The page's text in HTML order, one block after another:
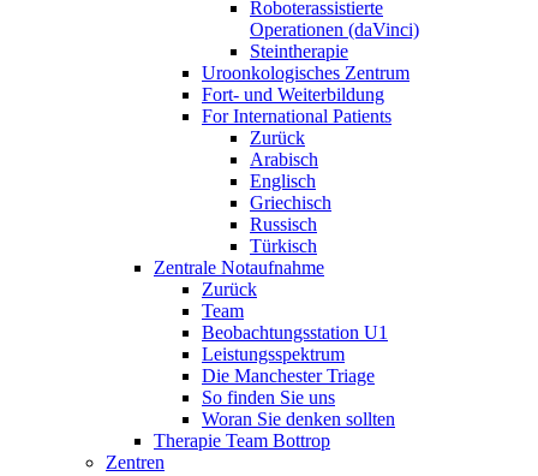
Roboterassistierte
Operationen (daVinci)
Steintherapie
Uroonkologisches Zentrum
Fort- und Weiterbildung
For International Patients
Zurück
Arabisch
Englisch
Griechisch
Russisch
Türkisch
Zentrale Notaufnahme
Zurück
Team
Beobachtungsstation U1
Leistungsspektrum
Die Manchester Triage
So finden Sie uns
Woran Sie denken sollten
Therapie Team Bottrop
Zentren